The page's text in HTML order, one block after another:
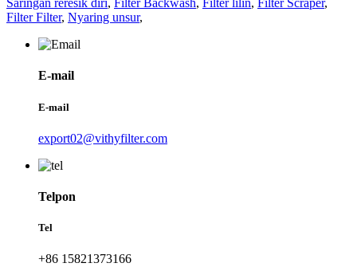
Saringan reresik diri, Filter Backwash, Filter lilin, Filter Scraper,
Filter Filter, Nyaring unsur,
E-mail
E-mail
export02@vithyfilter.com
Telpon
Tel
+86 15821373166